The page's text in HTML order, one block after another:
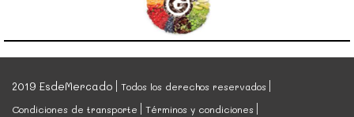
2019 EsdeMercado
Todos los derechos reservados
Condiciones de transporte
Términos y condiciones